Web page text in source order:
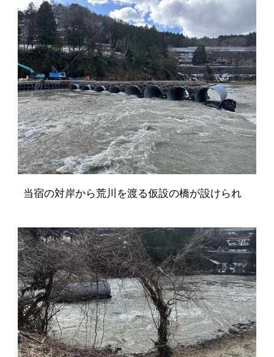
当宿の対岸から荒川を渡る仮設の橋が設けられ